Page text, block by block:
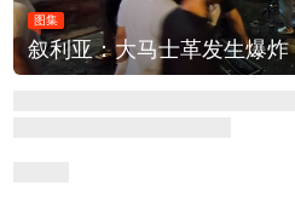
图集
叙利亚：大马士革发生爆炸